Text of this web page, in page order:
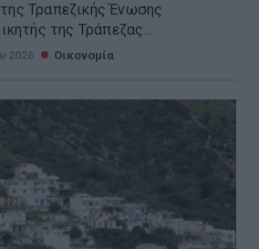
Τραπεζικής Ένωσης
της Τράπεζας...
2026 Οικονομία